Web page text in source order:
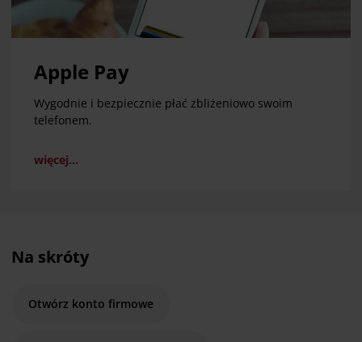
Apple Pay
Wygodnie i bezpiecznie płać zbliżeniowo swoim
telefonem.
więcej...
Na skróty
Otwórz konto firmowe